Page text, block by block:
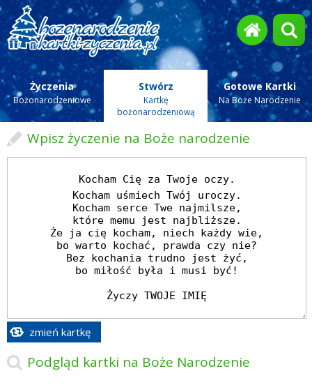
Życzenia
Bożonarodzeniowe
Stwórz
Kartkę
bożonarodzeniową
Gotowe Kartki
Na Boże Narodzenie
Wpisz życzenie na Boże narodzenie
zmień kartkę
Podgląd kartki na Boże Narodzenie